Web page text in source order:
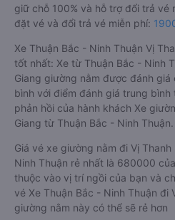
giữ chỗ 100% và hỗ trợ đổi trả vé
đặt vé và đổi trả vé miễn phí:
Xe Thuận Bắc - Ninh Thuận Vị
tốt nhất: Xe từ Thuận Bắc - Ninh
Giang giường nằm được đánh
bình với điểm đánh giá trung
phản hồi của hành khách Xe
Giang từ Thuận Bắc - Ninh Thuận.
Giá vé xe giường nằm đi Vị
Ninh Thuận rẻ nhất là 680000
thuộc vào vị trí ngồi của bạn và
vé Xe Thuận Bắc - Ninh Thuận đi
giường nằm này có thể sẽ rẻ hơn